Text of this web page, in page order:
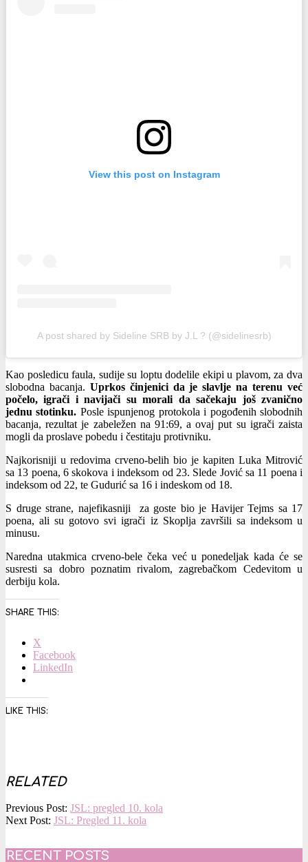
View this post on Instagram
A post shared by Sideline SRB by J.L ? (@sidelinesrb)
Kao posledicu faula, sudije su loptu dodelile ekipi u plavom, za dva
slobodna bacanja. Uprkos činjenici da je slavlje na terenu već
počelo, igrači i navijači su morali da sačekaju još zvanično
jednu stotinku. Posle ispunjenog protokola i pogođenih slobodnih
bacanja, rezultat je zabeležen na 91:69, a ovaj put su igrači zaista
mogli da proslave pobedu i čestitaju protivniku.
Najkorisniji u redovima crveno-belih bio je kapiten Luka Mitrović
sa 13 poena, 6 skokova i indeksom od 23. Slede Jović sa 11 poena i
indeksom od 22, te Gudurić sa 16 i indeskom od 18.
S druge strane, najefikasniji za goste bio je Havijer Tejms sa 17
poena, ali su gotovo svi igrači iz Skoplja završili sa indeksom u
minusu.
Naredna utakmica crveno-bele čeka već u ponedeljak kada će se
susresti sa dobro poznatim rivalom, zagrebačkom Cedevitom u
derbiju kola.
SHARE THIS:
X
Facebook
LinkedIn
LIKE THIS:
RELATED
2016-
09-
Previous Post: JSL: pregled 10. kola
Next Post: JSL: Pregled 11. kola
RECENT POSTS